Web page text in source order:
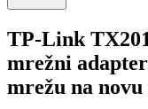
TP-Link
mrežni
mrežu na